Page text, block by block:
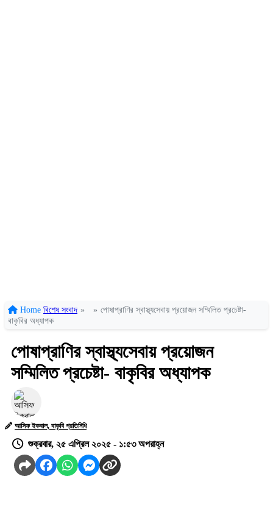
Home বিশেষ সংবাদ » » পোষাপ্রাণির স্বাস্থ্যসেবায় প্রয়োজন সম্মিলিত প্রচেষ্টা-
বাকৃবির অধ্যাপক
পোষাপ্রাণির স্বাস্থ্যসেবায় প্রয়োজন
সম্মিলিত প্রচেষ্টা- বাকৃবির অধ্যাপক
আসিফ ইকবাল, বাকৃবি প্রতিনিধি
শুক্রবার, ২৫ এপ্রিল ২০২৫ - ১:৫৩ অপরাহ্ন